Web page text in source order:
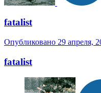
fatalist
Опубликовано 29 апреля,
fatalist